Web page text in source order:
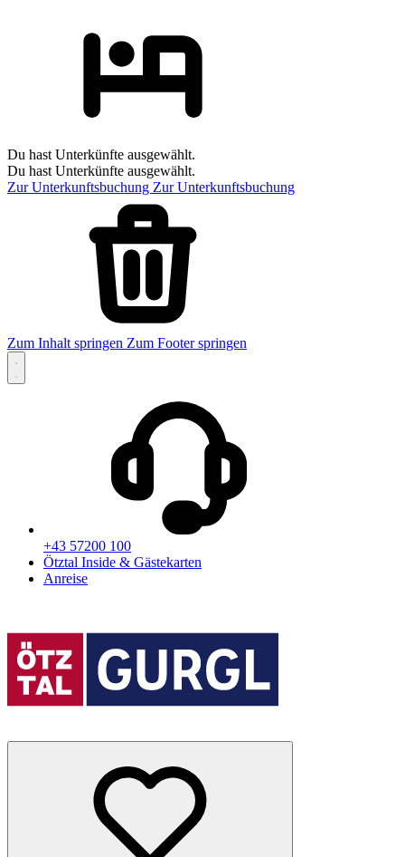
Du hast Unterkünfte ausgewählt.
Du hast Unterkünfte ausgewählt.
Zur Unterkunftsbuchung Zur Unterkunftsbuchung
Zum Inhalt springen Zum Footer springen
+43 57200 100
Ötztal Inside & Gästekarten
Anreise